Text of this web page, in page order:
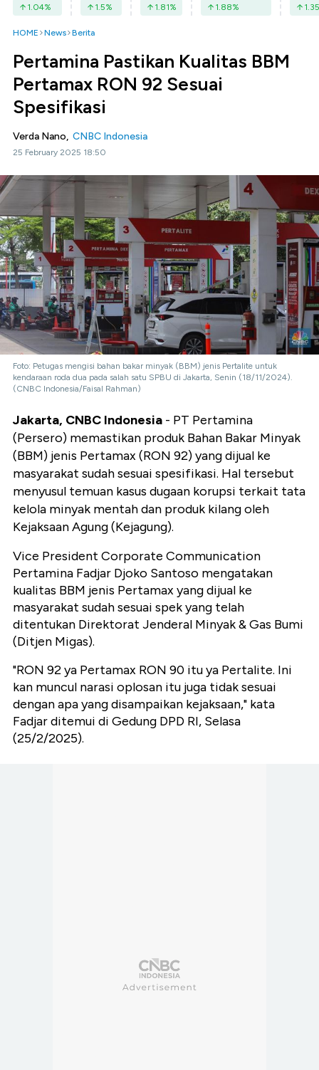
1.04% 1.5% 1.81% 1.88% 1.35
HOME News Berita
Pertamina Pastikan Kualitas BBM
Pertamax RON 92 Sesuai
Spesifikasi
Verda Nano, CNBC Indonesia
25 February 2025 18:50
Foto: Petugas mengisi bahan bakar minyak (BBM) jenis Pertalite untuk
kendaraan roda dua pada salah satu SPBU di Jakarta, Senin (18/11/2024).
(CNBC Indonesia/Faisal Rahman)
Jakarta, CNBC Indonesia - PT Pertamina
(Persero) memastikan produk Bahan Bakar Minyak
(BBM) jenis Pertamax (RON 92) yang dijual ke
masyarakat sudah sesuai spesifikasi. Hal tersebut
menyusul temuan kasus dugaan korupsi terkait tata
kelola minyak mentah dan produk kilang oleh
Kejaksaan Agung (Kejagung).
Vice President Corporate Communication
Pertamina Fadjar Djoko Santoso mengatakan
kualitas BBM jenis Pertamax yang dijual ke
masyarakat sudah sesuai spek yang telah
ditentukan Direktorat Jenderal Minyak & Gas Bumi
(Ditjen Migas).
"RON 92 ya Pertamax RON 90 itu ya Pertalite. Ini
kan muncul narasi oplosan itu juga tidak sesuai
dengan apa yang disampaikan kejaksaan," kata
Fadjar ditemui di Gedung DPD RI, Selasa
(25/2/2025).